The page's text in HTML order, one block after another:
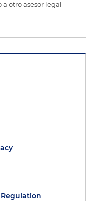
otro asesor legal